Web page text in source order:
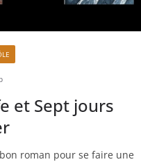
et Sept jours
roman pour se faire une